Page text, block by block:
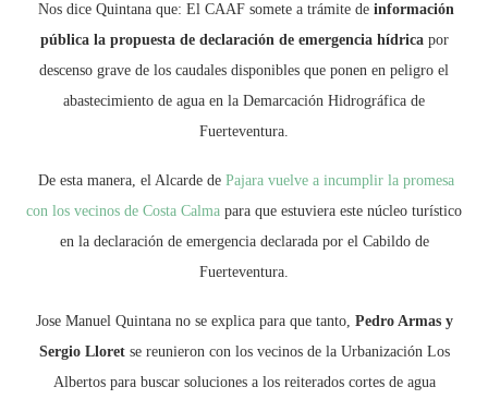
Nos dice Quintana que: El CAAF somete a trámite de información
pública la propuesta de declaración de emergencia hídricapor
descenso grave de los caudales disponibles que ponen en peligro el
abastecimiento de agua en la Demarcación Hidrográfica de
Fuerteventura.
De esta manera, el Alcarde de Pajara vuelve a incumplir la promesa
con los vecinos de Costa Calma para que estuviera este núcleo turístico
en la declaración de emergencia declarada por el Cabildo de
Fuerteventura.
Jose Manuel Quintana no se explica para que tanto, Pedro Armas y
Sergio Lloretse reunieron con los vecinos de la Urbanización Los
Albertos para buscar soluciones a los reiterados cortes de agua